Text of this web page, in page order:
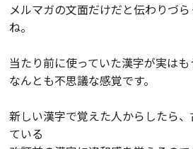
メルマガの文面だけだと伝わりづ
ね。
当たり前に使っていた漢字が実はも
なんとも不思議な感覚です。
新しい漢字で覚えた人からしたら
ている